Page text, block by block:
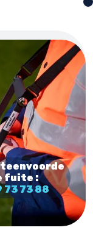
fuite :
73 88